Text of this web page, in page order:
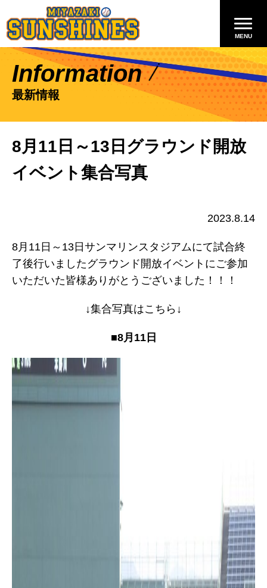
Information
最新情報
8月11日～13日グラウンド開放
イベント集合写真
2023.8.14
8月11日～13日サンマリンスタジアムにて試合終
了後行いましたグラウンド開放イベントにご参加
いただいた皆様ありがとうございました！！！
↓集合写真はこちら↓
■8月11日